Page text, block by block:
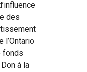
des
l’Ontario
fonds
à la